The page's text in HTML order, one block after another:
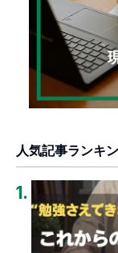
人気記事ランキ
1.